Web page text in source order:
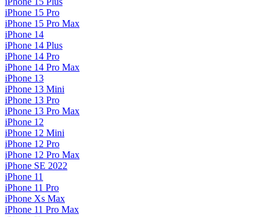
iPhone 15 Pro
iPhone 15 Pro Max
iPhone 14
iPhone 14 Plus
iPhone 14 Pro
iPhone 14 Pro Max
iPhone 13
iPhone 13 Mini
iPhone 13 Pro
iPhone 13 Pro Max
iPhone 12
iPhone 12 Mini
iPhone 12 Pro
iPhone 12 Pro Max
iPhone SE 2022
iPhone 11
iPhone 11 Pro
iPhone Xs Max
iPhone 11 Pro Max